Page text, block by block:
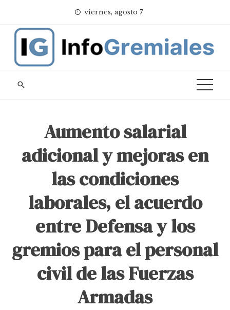
content
viernes, agosto 7
Aumento salarial
adicional y mejoras en
las condiciones
laborales, el acuerdo
entre Defensa y los
gremios para el personal
civil de las Fuerzas
Armadas